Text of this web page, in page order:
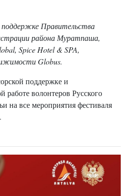
Правительства
района Муратпаша,
Spice Hotel & SPA,
Globus.
поддержке и
работе волонтеров Русского
на все мероприятия фестиваля